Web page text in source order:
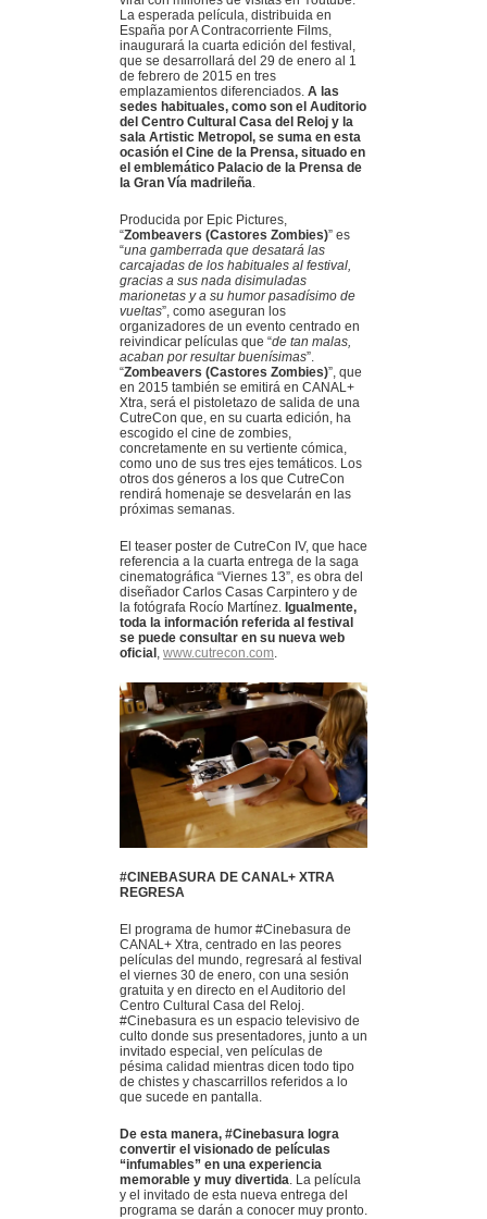
La esperada película, distribuida en
España por A Contracorriente Films,
inaugurará la cuarta edición del festival,
que se desarrollará del 29 de enero al 1
de febrero de 2015 en tres
emplazamientos diferenciados. A las
sedes habituales, como son el Auditorio
del Centro Cultural Casa del Reloj y la
sala Artistic Metropol, se suma en esta
ocasión el Cine de la Prensa, situado en
el emblemático Palacio de la Prensa de
la Gran Vía madrileña
Producida por Epic Pictures,
“Zombeavers (Castores Zombies)” es
“una gamberrada que desatará las
carcajadas de los habituales al festival,
gracias a sus nada disimuladas
marionetas y a su humor pasadísimo de
vueltas”, como aseguran los
organizadores de un evento centrado en
reivindicar películas que “de tan malas,
acaban por resultar buenísimas”.
“Zombeavers (Castores Zombies)”, que
en 2015 también se emitirá en CANAL+
Xtra, será el pistoletazo de salida de una
CutreCon que, en su cuarta edición, ha
escogido el cine de zombies,
concretamente en su vertiente cómica,
como uno de sus tres ejes temáticos. Los
otros dos géneros a los que CutreCon
rendirá homenaje se desvelarán en las
próximas semanas.
El teaser poster de CutreCon IV, que hace
referencia a la cuarta entrega de la saga
cinematográfica “Viernes 13”, es obra del
diseñador Carlos Casas Carpintero y de
la fotógrafa Rocío Martínez. Igualmente,
toda la información referida al festival
se puede consultar en su nueva web
oficial www.cutrecon.com
#CINEBASURA DE CANAL+ XTRA
REGRESA
El programa de humor #Cinebasura de
CANAL+ Xtra, centrado en las peores
películas del mundo, regresará al festival
el viernes 30 de enero, con una sesión
gratuita y en directo en el Auditorio del
Centro Cultural Casa del Reloj.
#Cinebasura es un espacio televisivo de
culto donde sus presentadores, junto a un
invitado especial, ven películas de
pésima calidad mientras dicen todo tipo
de chistes y chascarrillos referidos a lo
que sucede en pantalla.
De esta manera, #Cinebasura logra
convertir el visionado de películas
“infumables” en una experiencia
memorable y muy divertida . La película
y el invitado de esta nueva entrega del
programa se darán a conocer muy pronto.